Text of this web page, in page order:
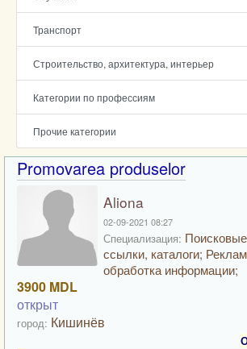
Транспорт
Строительство, архитектура, интерьер
Категории по профессиям
Прочие категории
Promovarea produselor
Aliona
02-09-2021 08:27
Специализация:
ссылки, каталоги;
обработка информации;
3900 MDL
открыт
город: Кишинёв